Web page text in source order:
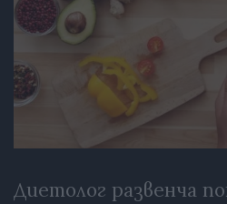
Диетолог развенча